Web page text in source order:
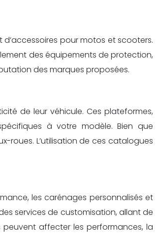
pour motos et scooters.
des équipements de protection,
des marques proposées.
de leur véhicule. Ces plateformes,
à votre modèle. Bien que
roues. L’utilisation de ces catalogues
les carénages personnalisés et
services de customisation, allant de
affecter les performances, la